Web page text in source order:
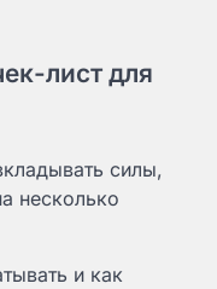
лист для
силы,
несколько
и как